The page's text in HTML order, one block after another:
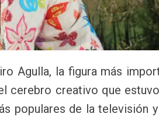
Agulla, la figura más
cerebro creativo que
populares de la televisión